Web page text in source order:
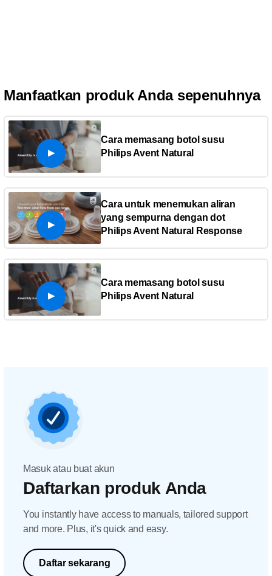
Manfaatkan produk Anda sepenuhnya
Cara memasang botol susu
Philips Avent Natural
Cara untuk menemukan aliran
yang sempurna dengan dot
Philips Avent Natural Response
Cara memasang botol susu
Philips Avent Natural
Masuk atau buat akun
Daftarkan produk Anda
You instantly have access to manuals, tailored support
and more. Plus, it's quick and easy.
Daftar sekarang